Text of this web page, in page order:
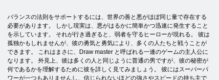
バランスの法則をサポートするには、世界の善と悪がほぼ同じ量で存在する
必要があります。 しかし現実は、悪がはるかに簡単かつ迅速に発生すること
を示しています。 それが行き過ぎると、弱者を守るヒーローが現れる。 彼は
孤独かもしれませんが、彼の勇気と勇気により、多くの人たちと戦うことが
できます。 これはまさに、Draw master と呼ばれる一連のゲームの主人公に
なります。 外見上、彼は多くの人と同じように普通の男ですが、彼の秘密が
何であるかを理解するために彼を詳しく見てみましょう。 彼にはスーパーパ
ワーが一つもありませんし、信じられないほどの強さやスピードの持ち主で